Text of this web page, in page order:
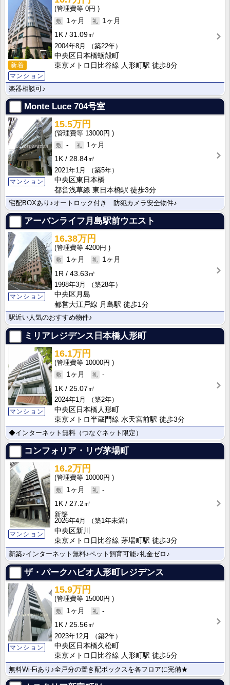
新着
マンション
0円
1ヶ月
1ヶ月
1K
31.09㎡
2004年8月
（築22年）
中央区日本橋蛎殻町
東京メトロ日比谷線 人形町駅 徒歩8分
楽器相談可♪
Monte Luce 704号室
マンション
15.5万円
13000円
-
1ヶ月
1K
28.84㎡
2021年1月
（築5年）
中央区東日本橋
都営浅草線 東日本橋駅 徒歩3分
宅配BOXあり♪オートロック付き 防犯カメラ安全物件♪
アーバンライフ月島駅前ウエスト
マンション
16.38万円
4200円
1ヶ月
1ヶ月
1R
43.63㎡
1998年3月
（築28年）
中央区月島
都営大江戸線 月島駅 徒歩1分
駅近い人気のおすすめ物件♪
ミリアレジデンス日本橋人形町
マンション
16.1万円
10000円
1ヶ月
-
1K
25.07㎡
2024年1月
（築2年）
中央区日本橋人形町
東京メトロ半蔵門線 水天宮前駅 徒歩3分
◆インターネット無料（つなぐネット限定）
コンフォリア・リヴ茅場町
マンション
16.2万円
10000円
1ヶ月
-
1K
27.2㎡
新築
2026年4月
（築1年未満）
中央区新川
東京メトロ日比谷線 茅場町駅 徒歩3分
新築♪インターネット無料♪ペット飼育可能♪礼金ゼロ♪
ザ・パークハビオ人形町レジデンス
マンション
15.9万円
15000円
1ヶ月
-
1K
25.56㎡
2023年12月
（築2年）
中央区日本橋久松町
東京メトロ日比谷線 人形町駅 徒歩5分
無料Wi-Fiあり♪全戸分の置き配ボックスを各フロアに完備★